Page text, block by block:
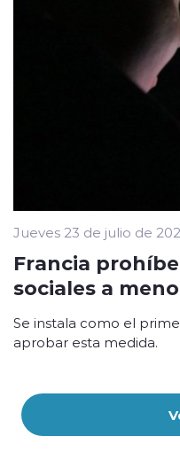
Jueves 23 de julio de
Francia
sociales a
Se instala como el
aprobar esta medida.